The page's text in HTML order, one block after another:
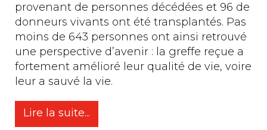
provenant de personnes décédées et 96 de
donneurs vivants ont été transplantés. Pas
moins de 643 personnes ont ainsi retrouvé
une perspective d’avenir : la greffe reçue a
fortement amélioré leur qualité de vie, voire
leur a sauvé la vie.
Lire la suite...